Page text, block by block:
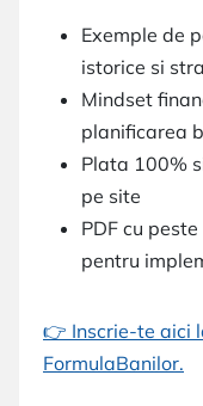
Exemple de
istorice si
Mindset
planificarea
Plata 100%
pe site
PDF cu
pentru
👉 Inscrie-te aici
FormulaBanilor.